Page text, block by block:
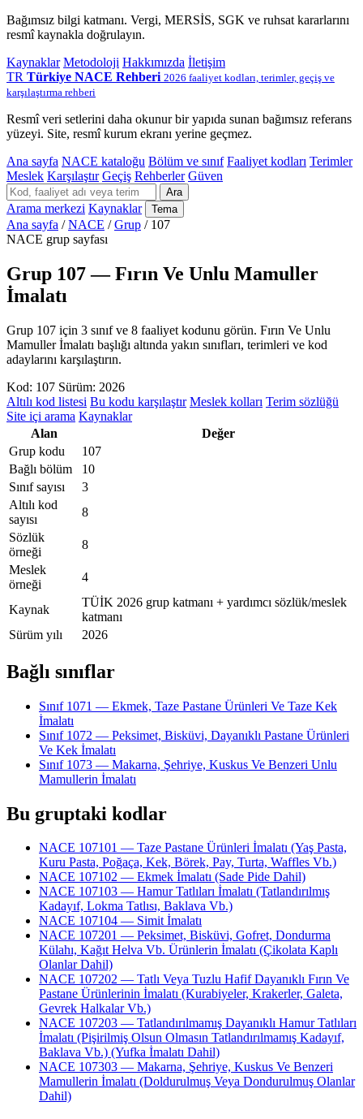
Bağımsız bilgi katmanı. Vergi, MERSİS, SGK ve ruhsat kararlarını
resmî kaynakla doğrulayın.
Kaynaklar Metodoloji Hakkımızda İletişim
TR Türkiye NACE Rehberi 2026 faaliyet kodları, terimler, geçiş ve
karşılaştırma rehberi
Resmî veri setlerini daha okunur bir yapıda sunan bağımsız referans
yüzeyi. Site, resmî kurum ekranı yerine geçmez.
Ana sayfa NACE kataloğu Bölüm ve sınıf Faaliyet kodları Terimler
Meslek Karşılaştır Geçiş Rehberler Güven
Ara
Arama merkezi Kaynaklar Tema
Ana sayfa / NACE / Grup / 107
NACE grup sayfası
Grup 107 — Fırın Ve Unlu Mamuller
İmalatı
Grup 107 için 3 sınıf ve 8 faaliyet kodunu görün. Fırın Ve Unlu
Mamuller İmalatı başlığı altında yakın sınıfları, terimleri ve kod
adaylarını karşılaştırın.
Kod: 107 Sürüm: 2026
Altılı kod listesi Bu kodu karşılaştır Meslek kolları Terim sözlüğü
Site içi arama Kaynaklar
Alan
Değer
Grup kodu
107
Bağlı bölüm
10
Sınıf sayısı
3
Altılı kod
sayısı
8
Sözlük
örneği
8
Meslek
örneği
4
Kaynak
TÜİK 2026 grup katmanı + yardımcı sözlük/meslek
katmanı
Sürüm yılı
2026
Bağlı sınıflar
Sınıf 1071 — Ekmek, Taze Pastane Ürünleri Ve Taze Kek
İmalatı
Sınıf 1072 — Peksimet, Bisküvi, Dayanıklı Pastane Ürünleri
Ve Kek İmalatı
Sınıf 1073 — Makarna, Şehriye, Kuskus Ve Benzeri Unlu
Mamullerin İmalatı
Bu gruptaki kodlar
NACE 107101 — Taze Pastane Ürünleri İmalatı (Yaş Pasta,
Kuru Pasta, Poğaça, Kek, Börek, Pay, Turta, Waffles Vb.)
NACE 107102 — Ekmek İmalatı (Sade Pide Dahil)
NACE 107103 — Hamur Tatlıları İmalatı (Tatlandırılmış
Kadayıf, Lokma Tatlısı, Baklava Vb.)
NACE 107104 — Simit İmalatı
NACE 107201 — Peksimet, Bisküvi, Gofret, Dondurma
Külahı, Kağıt Helva Vb. Ürünlerin İmalatı (Çikolata Kaplı
Olanlar Dahil)
NACE 107202 — Tatlı Veya Tuzlu Hafif Dayanıklı Fırın Ve
Pastane Ürünlerinin İmalatı (Kurabiyeler, Krakerler, Galeta,
Gevrek Halkalar Vb.)
NACE 107203 — Tatlandırılmamış Dayanıklı Hamur Tatlıları
İmalatı (Pişirilmiş Olsun Olmasın Tatlandırılmamış Kadayıf,
Baklava Vb.) (Yufka İmalatı Dahil)
NACE 107303 — Makarna, Şehriye, Kuskus Ve Benzeri
Mamullerin İmalatı (Doldurulmuş Veya Dondurulmuş Olanlar
Dahil)